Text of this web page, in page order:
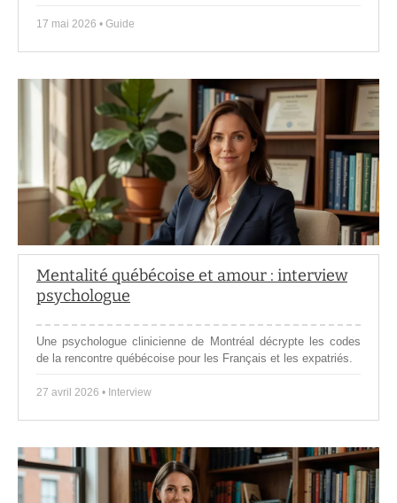
17 mai 2026 • Guide
Mentalité québécoise et amour : interview
psychologue
Une psychologue clinicienne de Montréal décrypte les codes
de la rencontre québécoise pour les Français et les expatriés.
27 avril 2026 • Interview